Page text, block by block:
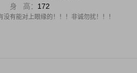
身 高： 172
有能对上眼缘的！！！非诚勿扰！！！